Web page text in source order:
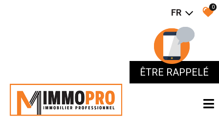
FR
0
ÊTRE RAPPELÉ
ÊTRE RAPPELÉ